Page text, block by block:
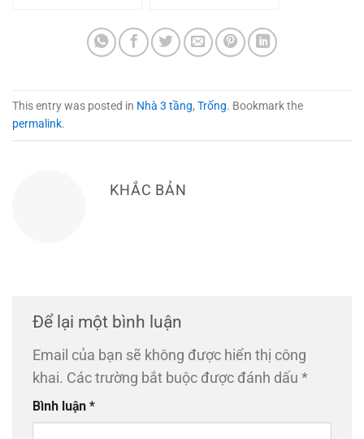
This entry was posted in Nhà 3 tầng, Trống. Bookmark the
permalink.
KHẮC BẢN
Để lại một bình luận
Email của bạn sẽ không được hiển thị công
khai. Các trường bắt buộc được đánh dấu *
Bình luận *